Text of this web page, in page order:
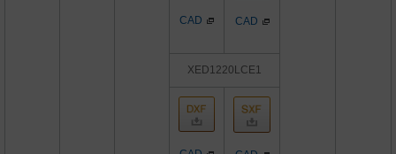
CAD CAD
XED1220LCE1